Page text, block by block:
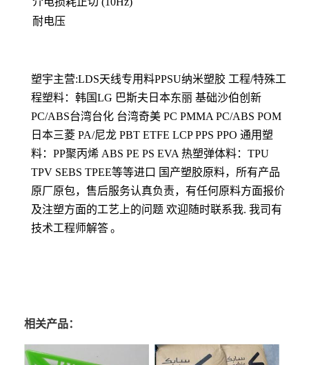
耐电压
塑宇主营:LDS天线专用料PPSU纳米塑胶 工程/特殊工
程塑料：韩国LG 巴斯夫日本东丽 基础沙伯创新
PC/ABS台湾台化 台湾奇美 PC PMMA PC/ABS POM
日本三菱 PA/尼龙 PBT ETFE LCP PPS PPO 通用塑
料： PP聚丙烯 ABS PE PS EVA 热塑弹体料： TPU
TPV SEBS TPEE等等进口 国产塑胶原料，所有产品
原厂原包，售后服务认真负责，有任何原料方面报价
及注塑方面的工艺上的问题 欢迎随时联系我. 我司有
技术工程师解答。
相关产品：